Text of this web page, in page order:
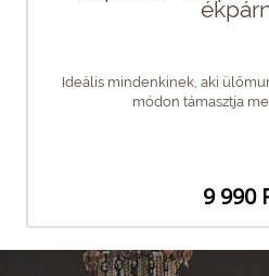
Ideális mindenkinek, aki
módon támasztja
9 990